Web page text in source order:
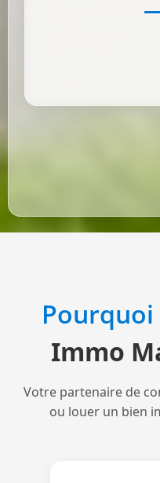
Immo
Votre partenaire de
ou louer un bien